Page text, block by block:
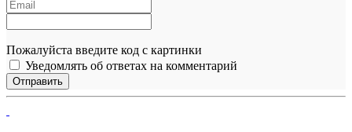
Пожалуйста введите код с картинки
Уведомлять об ответах на комментарий